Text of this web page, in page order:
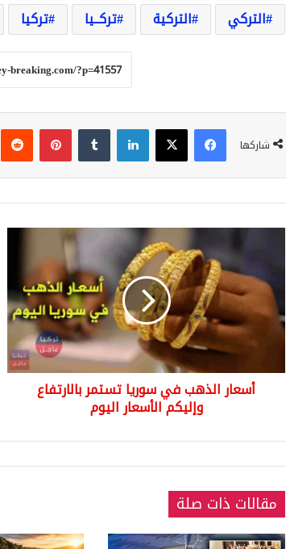
التركي
التركية تركــيا تركيا
شاركها
فيسبوك‫X لينكدإن بينتيريست
في
سوريا
تستمر
بالارتفاع
اليوم
أسعار الذهب في سوريا تستمر بالارتفاع
وإليكم الأسعار اليوم
مقالات ذات صلة